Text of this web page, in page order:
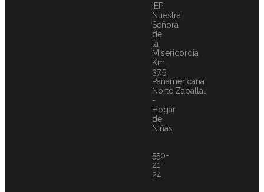
IEP.
Nuestra
Señora
de
la
Misericordia
Km.
37.5
Panamericana
Norte,Zapallal
-
Hogar
de
Niñas
550-
21-
24